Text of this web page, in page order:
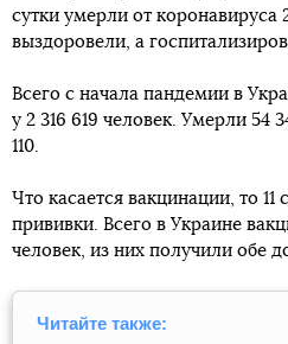
сутки умерли от коронавируса
выздоровели, а
Всего с начала пандемии в
у 2 316 619 человек. Умерли 54
110.
Что касается вакцинации, то 11
прививки. Всего в Украине
человек, из них получили обе
Читайте также: